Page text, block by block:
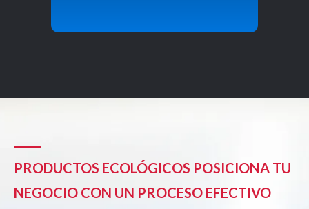
PRODUCTOS ECOLÓGICOS POSICIONA TU
NEGOCIO CON UN PROCESO EFECTIVO